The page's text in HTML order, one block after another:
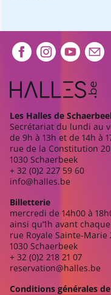
Extra
Les Halles de
Secrétariat du lundi au
de 9h à 13h et de 14h à
rue de la Constitution 20
1030 Schaerbeek
+ 32 (0)2 227 59 60
info@halles.be
Billetterie
mercredi de 14h00 à
ainsi qu’1h avant
rue Royale Sainte-Marie
1030 Schaerbeek
+ 32 (0)2 218 21 07
reservation@halles.be
Conditions générales